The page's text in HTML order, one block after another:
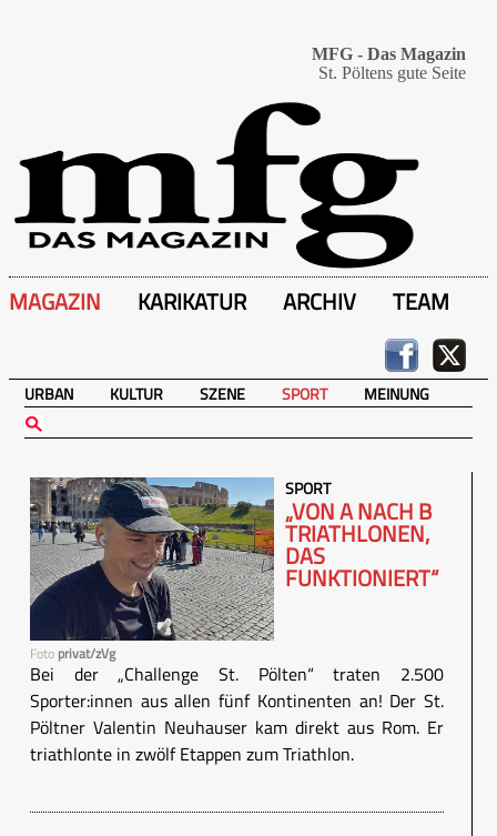
MFG - Das Magazin
St. Pöltens gute Seite
MAGAZIN KARIKATUR ARCHIV TEAM
URBAN KULTUR SZENE SPORT MEINUNG
Foto privat/zVg
SPORT
„VON A NACH B
TRIATHLONEN,
DAS
FUNKTIONIERT“
Bei der „Challenge St. Pölten“ traten 2.500
Sporter:innen aus allen fünf Kontinenten an! Der St.
Pöltner Valentin Neuhauser kam direkt aus Rom. Er
triathlonte in zwölf Etappen zum Triathlon.